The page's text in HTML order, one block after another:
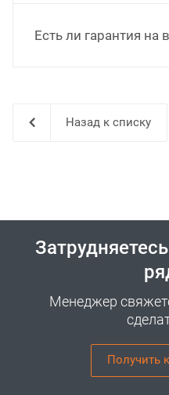
Есть ли гарантия на
Назад к списку
Менеджер
Получить